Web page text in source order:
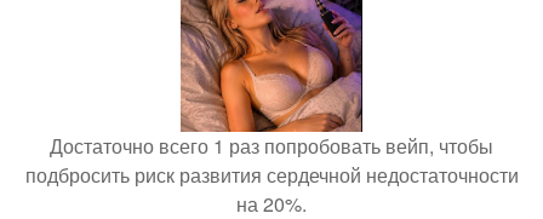
Достаточно всего 1 раз попробовать вейп, чтобы
подбросить риск развития сердечной недостаточности
на 20%.